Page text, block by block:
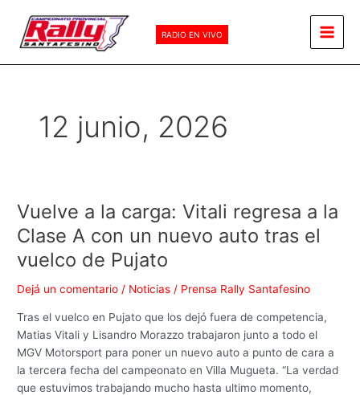
contenido
RADIO EN VIVO
Main
12 junio, 2026
Vuelve a la carga: Vitali regresa a la
Clase A con un nuevo auto tras el
vuelco de Pujato
Dejá un comentario / Noticias / Prensa Rally Santafesino
Tras el vuelco en Pujato que los dejó fuera de competencia,
Matias Vitali y Lisandro Morazzo trabajaron junto a todo el
MGV Motorsport para poner un nuevo auto a punto de cara a
la tercera fecha del campeonato en Villa Mugueta. “La verdad
que estuvimos trabajando mucho hasta ultimo momento,
Vuelve
a
la
carga:
regresa
a
la
Clase
A
con